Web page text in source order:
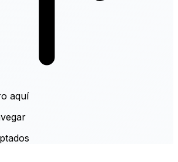
aquí